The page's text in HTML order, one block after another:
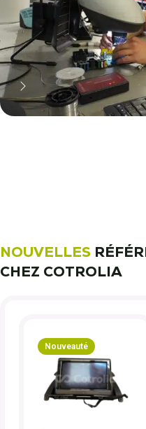
NOUVELLES
CHEZ COTROLIA
Nouveauté